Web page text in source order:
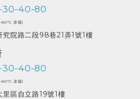
40-80
冰箱)
究院路二段98巷21弄1號1樓
40-80
冰箱)
里區自立路19號1樓